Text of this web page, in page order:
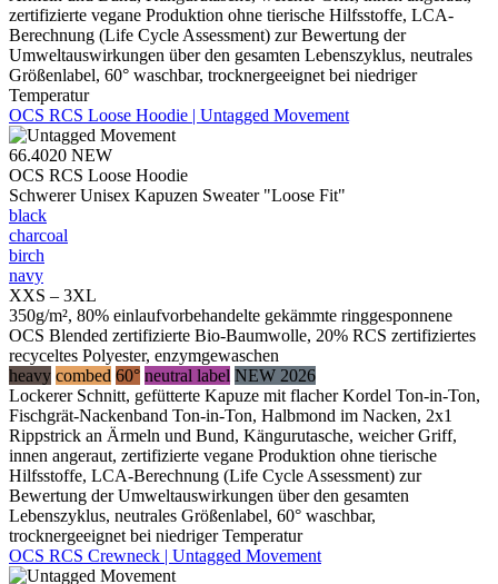
zertifizierte vegane Produktion ohne tierische Hilfsstoffe, LCA-
Berechnung (Life Cycle Assessment) zur Bewertung der
Umweltauswirkungen über den gesamten Lebenszyklus, neutrales
Größenlabel, 60° waschbar, trocknergeeignet bei niedriger
Temperatur
OCS RCS Loose Hoodie | Untagged Movement
66.4020 NEW
OCS RCS Loose Hoodie
Schwerer Unisex Kapuzen Sweater "Loose Fit"
black
charcoal
birch
navy
XXS – 3XL
350g/m², 80% einlaufvorbehandelte gekämmte ringgesponnene
OCS Blended zertifizierte Bio-Baumwolle, 20% RCS zertifiziertes
recyceltes Polyester, enzymgewaschen
heavy combed 60° neutral label NEW 2026
Lockerer Schnitt, gefütterte Kapuze mit flacher Kordel Ton-in-Ton,
Fischgrät-Nackenband Ton-in-Ton, Halbmond im Nacken, 2x1
Rippstrick an Ärmeln und Bund, Kängurutasche, weicher Griff,
innen angeraut, zertifizierte vegane Produktion ohne tierische
Hilfsstoffe, LCA-Berechnung (Life Cycle Assessment) zur
Bewertung der Umweltauswirkungen über den gesamten
Lebenszyklus, neutrales Größenlabel, 60° waschbar,
trocknergeeignet bei niedriger Temperatur
OCS RCS Crewneck | Untagged Movement